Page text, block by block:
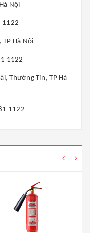
Nội
1122
TP Hà Nội
1122
Thường Tín, TP Hà
1122